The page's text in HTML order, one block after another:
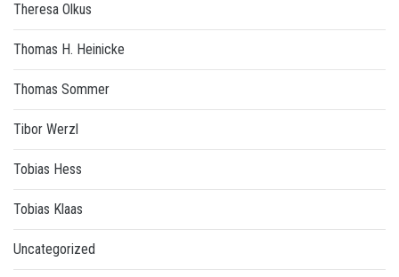
Theresa Olkus
Thomas H. Heinicke
Thomas Sommer
Tibor Werzl
Tobias Hess
Tobias Klaas
Uncategorized